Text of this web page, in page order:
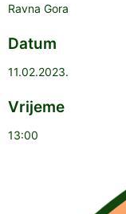
Ravna Gora
Datum
11.02.2023.
Vrijeme
13:00